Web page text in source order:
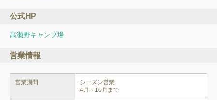
公式HP
高瀬野キャンプ場
営業情報
営業期間
シーズン営業